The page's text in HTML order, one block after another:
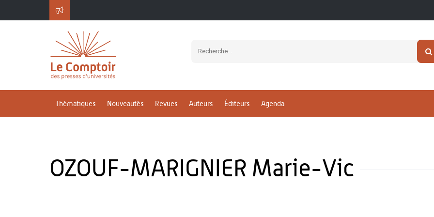
Thématiques Nouveautés Revues Auteurs Éditeurs Agenda
OZOUF-MARIGNIER Marie-Vic